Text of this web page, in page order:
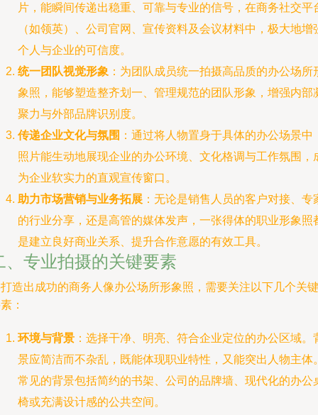
片，能瞬间传递出稳重、可靠与专业的信号，在商务社交平
（如领英）、公司官网、宣传资料及会议材料中，极大地增
个人与企业的可信度。
统一团队视觉形象 ：为团队成员统一拍摄高品质的办公场所
象照，能够塑造整齐划一、管理规范的团队形象，增强内部
聚力与外部品牌识别度。
传递企业文化与氛围 ：通过将人物置身于具体的办公场景中
照片能生动地展现企业的办公环境、文化格调与工作氛围，
为企业软实力的直观宣传窗口。
助力市场营销与业务拓展 ：无论是销售人员的客户对接、专
的行业分享，还是高管的媒体发声，一张得体的职业形象照
是建立良好商业关系、提升合作意愿的有效工具。
、专业拍摄的关键要素
造出成功的商务人像办公场所形象照，需要关注以下几个关键
：
环境与背景 ：选择干净、明亮、符合企业定位的办公区域。
景应简洁而不杂乱，既能体现职业特性，又能突出人物主体
常见的背景包括简约的书架、公司的品牌墙、现代化的办公
椅或充满设计感的公共空间。